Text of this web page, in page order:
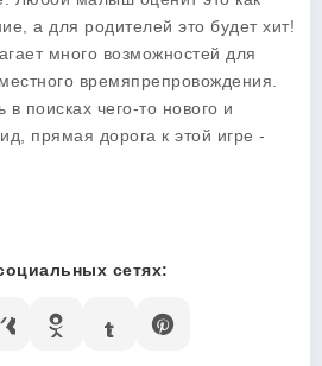
а для родителей это будет хит!
много возможностей для
времяпрепровождения.
в поисках чего-то нового и
прямая дорога к этой игре -
сетях: